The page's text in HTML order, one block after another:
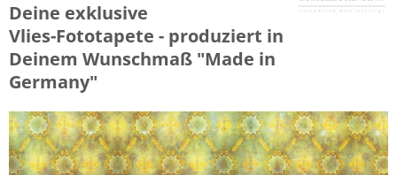
Deine exklusive
Vlies-Fototapete - produziert in
Deinem Wunschmaß "Made in
Germany"